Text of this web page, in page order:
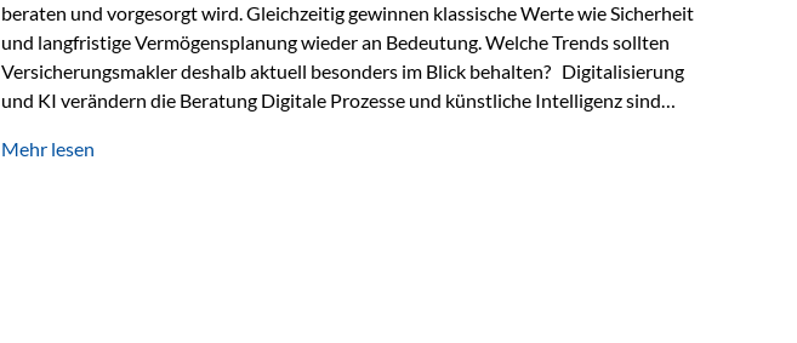
beraten und vorgesorgt wird. Gleichzeitig gewinnen klassische Werte wie Sicherheit
und langfristige Vermögensplanung wieder an Bedeutung. Welche Trends sollten
Versicherungsmakler deshalb aktuell besonders im Blick behalten? Digitalisierung
und KI verändern die Beratung Digitale Prozesse und künstliche Intelligenz sind
beschleunigen Abläufe und schaffen mehr Zeit für das Wesentliche: die persönliche
Mehr lesen